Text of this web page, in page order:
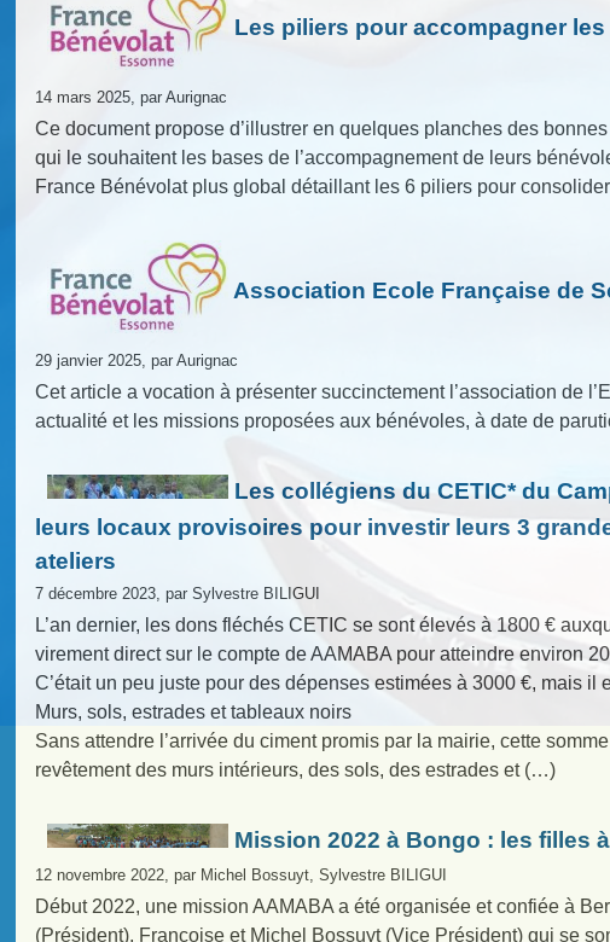
Les piliers pour accompagner
14 mars 2025, par Aurignac
Ce document propose d’illustrer en quelques planches des
qui le souhaitent les bases de l’accompagnement de leurs
France Bénévolat plus global détaillant les 6 piliers pour
Association Ecole Française de
29 janvier 2025, par Aurignac
Cet article a vocation à présenter succinctement l’association de
actualité et les missions proposées aux bénévoles, à date de
Les collégiens du CETIC* du
leurs locaux provisoires pour investir leurs 3
ateliers
7 décembre 2023, par Sylvestre BILIGUI
L’an dernier, les dons fléchés CETIC se sont élevés à 1800 €
virement direct sur le compte de AAMABA pour atteindre environ
C’était un peu juste pour des dépenses estimées à 3000 €, mais il
Murs, sols, estrades et tableaux noirs
Sans attendre l’arrivée du ciment promis par la mairie, cette
revêtement des murs intérieurs, des sols, des estrades et (…)
Mission 2022 à Bongo : les filles
12 novembre 2022, par Michel Bossuyt, Sylvestre BILIGUI
Début 2022, une mission AAMABA a été organisée et confiée à
(Président), Françoise et Michel Bossuyt (Vice Président) qui se